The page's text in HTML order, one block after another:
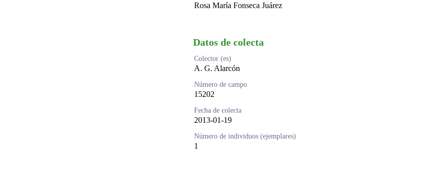
Rosa María Fonseca Juárez
Datos de colecta
Colector (es)
A. G. Alarcón
Número de campo
15202
Fecha de colecta
2013-01-19
Número de individuos (ejemplares)
1